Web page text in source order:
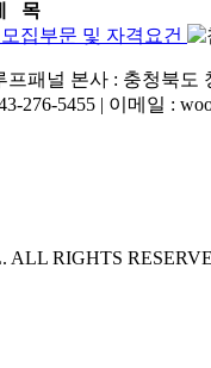
목
집부문 및 자격요건
패널 본사 : 충청북도
276-5455 | 이메일 :
ALL RIGHTS